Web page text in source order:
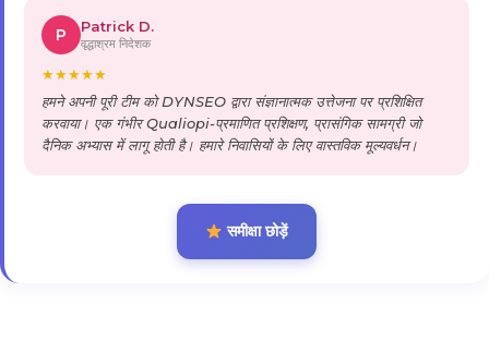
P Patrick D.
वृद्धाश्रम निदेशक
★★★★★
हमने अपनी पूरी टीम को DYNSEO द्वारा संज्ञानात्मक उत्तेजना पर प्रशिक्षित
करवाया। एक गंभीर Qualiopi-प्रमाणित प्रशिक्षण, प्रासंगिक सामग्री जो
दैनिक अभ्यास में लागू होती है। हमारे निवासियों के लिए वास्तविक मूल्यवर्धन।
समीक्षा छोड़ें